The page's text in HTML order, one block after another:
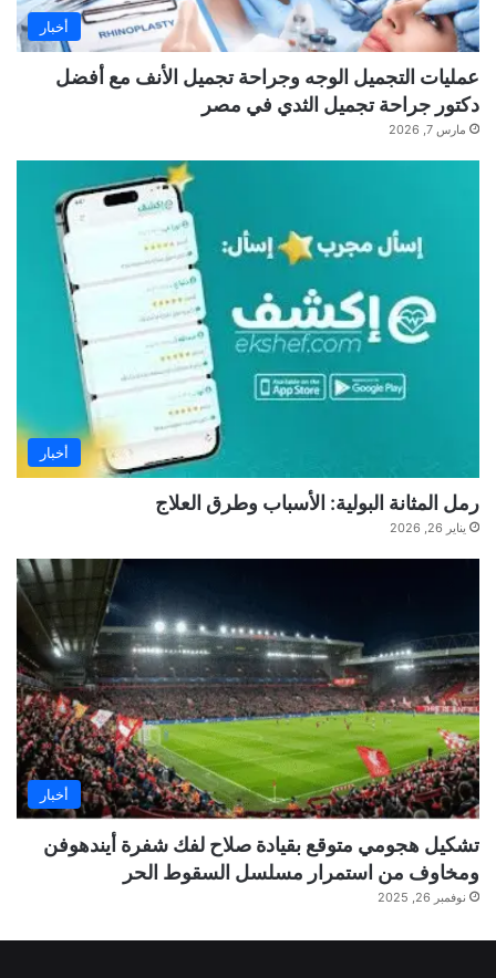
أخبار
عمليات التجميل الوجه وجراحة تجميل الأنف مع أفضل
دكتور جراحة تجميل الثدي في مصر
مارس 7, 2026
أخبار
رمل المثانة البولية: الأسباب وطرق العلاج
يناير 26, 2026
أخبار
تشكيل هجومي متوقع بقيادة صلاح لفك شفرة أيندهوفن
ومخاوف من استمرار مسلسل السقوط الحر
نوفمبر 26, 2025